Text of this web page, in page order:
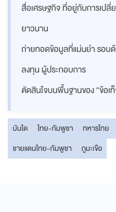
สื่อเศรษฐกิจ ที่อยู่กับการเปลี่
ยาวนาน
ถ่ายทอดข้อมูลที่แม่นยำ รอบ
ลงทุน ผู้ประกอบการ
ตัดสินใจบนพื้นฐานของ “ข้อเท็
บันได ไทย-กัมพูชา ทหารไทย
ชายแดนไทย-กัมพูชา
ภูมะเขือ